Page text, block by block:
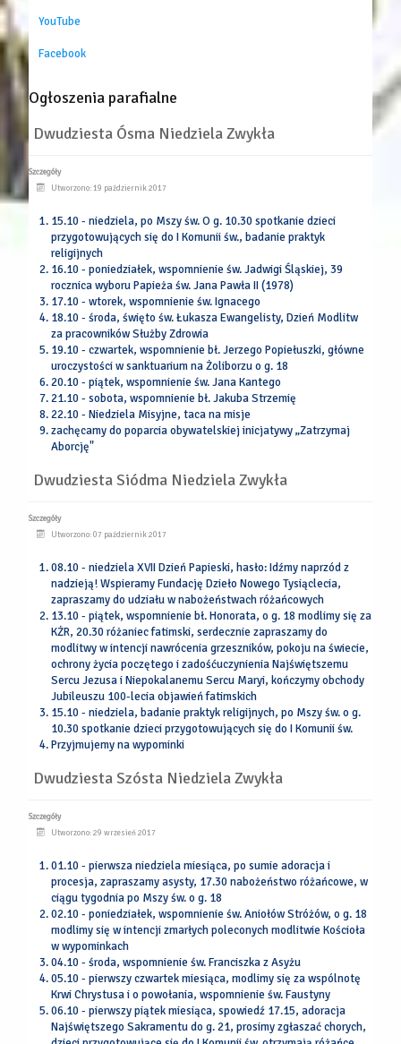
YouTube
Facebook
Ogłoszenia parafialne
Dwudziesta Ósma Niedziela Zwykła
Szczegóły
Utworzono: 19 październik 2017
15.10 - niedziela, po Mszy św. O g. 10.30 spotkanie dzieci
przygotowujących się do I Komunii św., badanie praktyk
religijnych
16.10 - poniedziałek, wspomnienie św. Jadwigi Śląskiej, 39
rocznica wyboru Papieża św. Jana Pawła II (1978)
17.10 - wtorek, wspomnienie św. Ignacego
18.10 - środa, święto św. Łukasza Ewangelisty, Dzień Modlitw
za pracowników Służby Zdrowia
19.10 - czwartek, wspomnienie bł. Jerzego Popiełuszki, główne
uroczystości w sanktuarium na Żoliborzu o g. 18
20.10 - piątek, wspomnienie św. Jana Kantego
21.10 - sobota, wspomnienie bł. Jakuba Strzemię
22.10 - Niedziela Misyjne, taca na misje
zachęcamy do poparcia obywatelskiej inicjatywy „Zatrzymaj
Aborcję"
Dwudziesta Siódma Niedziela Zwykła
Szczegóły
Utworzono: 07 październik 2017
08.10 - niedziela XVII Dzień Papieski, hasło: Idźmy naprzód z
nadzieją! Wspieramy Fundację Dzieło Nowego Tysiąclecia,
zapraszamy do udziału w nabożeństwach różańcowych
13.10 - piątek, wspomnienie bł. Honorata, o g. 18 modlimy się za
KŻR, 20.30 różaniec fatimski, serdecznie zapraszamy do
modlitwy w intencji nawrócenia grzeszników, pokoju na świecie,
ochrony życia poczętego i zadośćuczynienia Najświętszemu
Sercu Jezusa i Niepokalanemu Sercu Maryi, kończymy obchody
Jubileuszu 100-lecia objawień fatimskich
15.10 - niedziela, badanie praktyk religijnych, po Mszy św. o g.
10.30 spotkanie dzieci przygotowujących się do I Komunii św.
Przyjmujemy na wypominki
Dwudziesta Szósta Niedziela Zwykła
Szczegóły
Utworzono: 29 wrzesień 2017
01.10 - pierwsza niedziela miesiąca, po sumie adoracja i
procesja, zapraszamy asysty, 17.30 nabożeństwo różańcowe, w
ciągu tygodnia po Mszy św. o g. 18
02.10 - poniedziałek, wspomnienie św. Aniołów Stróżów, o g. 18
modlimy się w intencji zmarłych poleconych modlitwie Kościoła
w wypominkach
04.10 - środa, wspomnienie św. Franciszka z Asyżu
05.10 - pierwszy czwartek miesiąca, modlimy się za wspólnotę
Krwi Chrystusa i o powołania, wspomnienie św. Faustyny
06.10 - pierwszy piątek miesiąca, spowiedź 17.15, adoracja
Najświętszego Sakramentu do g. 21, prosimy zgłaszać chorych,